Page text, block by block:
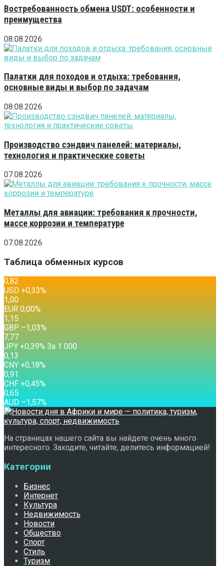
Востребованность обмена USDT: особенности и
преимущества
08.08.2026
Палатки для походов и отдыха: требования,
основные виды и выбор по задачам
08.08.2026
Производство сэндвич панелей: материалы,
технология и практические советы
07.08.2026
Металлы для авиации: требования к прочности,
массе коррозии и температуре
07.08.2026
Таблица обменных курсов
0,82
USD +0,33%
1,00
EUR 0,00%
1,15
GBP –1,03%
7,77
JPY +0,39% За 1 000
0,13
CNY +0,18%
0,91
CHF +0,45%
0,65
AUD –1,57%
На страницах нашего сайта вы найдете очень много
интересного. Заходите, читайте, делитесь информацией!
Категории
Бизнес
Интернет
Культура
Недвижимость
Новости
Общество
Спорт
Стиль
Туризм